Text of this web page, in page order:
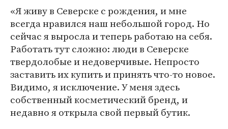
«Я живу в Северске с рождения, и мне
всегда нравился наш небольшой город. Но
сейчас я выросла и теперь работаю на себя.
Работать тут сложно: люди в Северске
твердолобые и недоверчивые. Непросто
заставить их купить и принять что-то новое.
Видимо, я исключение. У меня здесь
собственный косметический бренд, и
недавно я открыла свой первый бутик.